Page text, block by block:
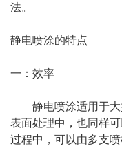
法。
静电喷涂的特点
一：效率
静电喷涂适用于
表面处理中，也同样
过程中，可以由多支